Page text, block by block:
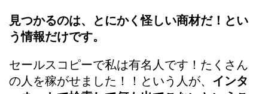
見つかるのは、とにかく怪しい商材だ！とい
う情報だけです。
セールスコピーで私は有名人です！たくさん
の人を稼がせました！！という人が、 インタ